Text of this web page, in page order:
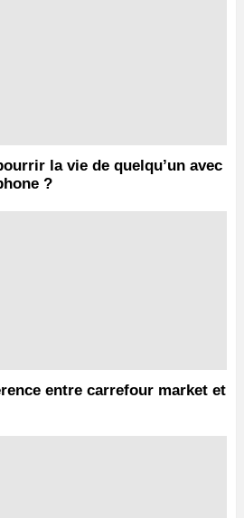
la vie de quelqu’un avec
?
entre carrefour market et